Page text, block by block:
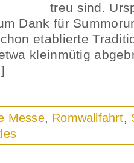
treu sind.
Dank für
etablierte
kleinmütig
Messe, Romwallfahrt,